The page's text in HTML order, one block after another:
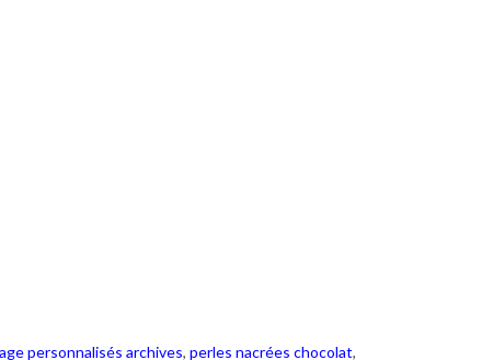
personnalisés archives, perles nacrées chocolat,